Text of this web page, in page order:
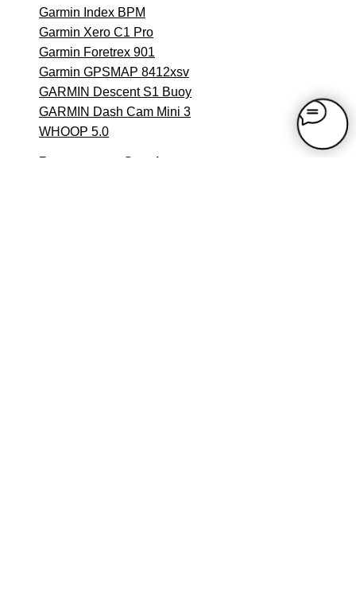
Garmin Index BPM
Garmin Xero C1 Pro
Garmin Foretrex 901
Garmin GPSMAP 8412xsv
GARMIN Descent S1 Buoy
GARMIN Dash Cam Mini 3
WHOOP 5.0
Велотовары Garmin